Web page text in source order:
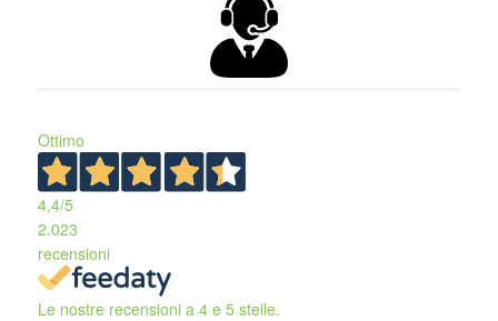
Ottimo
4,4/5
2.023
recensioni
Le nostre recensioni a 4 e 5 stelle.